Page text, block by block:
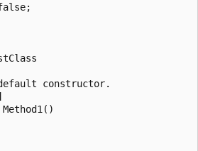
constructor.